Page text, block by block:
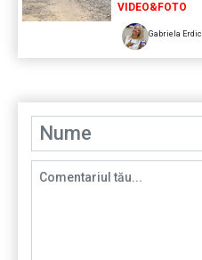
VIDEO&FOTO
Gabriela Erdic